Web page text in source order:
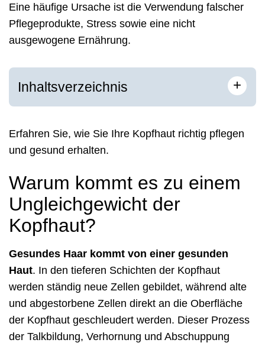
Eine häufige Ursache ist die Verwendung falscher
Pflegeprodukte, Stress sowie eine nicht
ausgewogene Ernährung.
Inhaltsverzeichnis +
Erfahren Sie, wie Sie Ihre Kopfhaut richtig pflegen
und gesund erhalten.
Warum kommt es zu einem
Ungleichgewicht der
Kopfhaut?
Gesundes Haar kommt von einer gesunden
Haut. In den tieferen Schichten der Kopfhaut
werden ständig neue Zellen gebildet, während alte
und abgestorbene Zellen direkt an die Oberfläche
der Kopfhaut geschleudert werden. Dieser Prozess
der Talkbildung, Verhornung und Abschuppung